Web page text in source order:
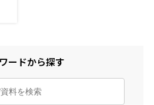
ードから探す